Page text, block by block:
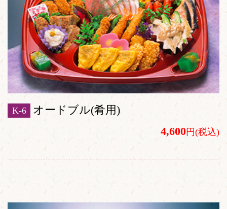
K-6
オードブル(肴用)
4,600円(税込)